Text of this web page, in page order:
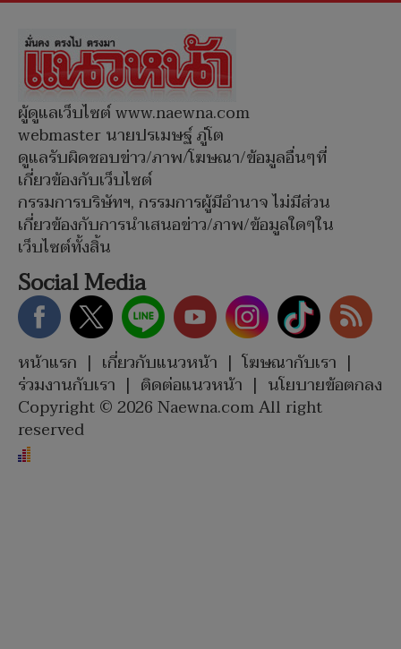
ผู้ดูแลเว็บไซต์ www.naewna.com
webmaster นายปรเมษฐ์ ภู่โต
ดูแลรับผิดชอบข่าว/ภาพ/โฆษณา/ข้อมูลอื่นๆที่
เกี่ยวข้องกับเว็บไซต์
กรรมการบริษัทฯ, กรรมการผู้มีอำนาจ ไม่มีส่วน
เกี่ยวข้องกับการนำเสนอข่าว/ภาพ/ข้อมูลใดๆใน
เว็บไซต์ทั้งสิ้น
Social Media
หน้าแรก | เกี่ยวกับแนวหน้า | โฆษณากับเรา |
ร่วมงานกับเรา | ติดต่อแนวหน้า | นโยบายข้อตกลง
Copyright © 2026 Naewna.com All right
reserved